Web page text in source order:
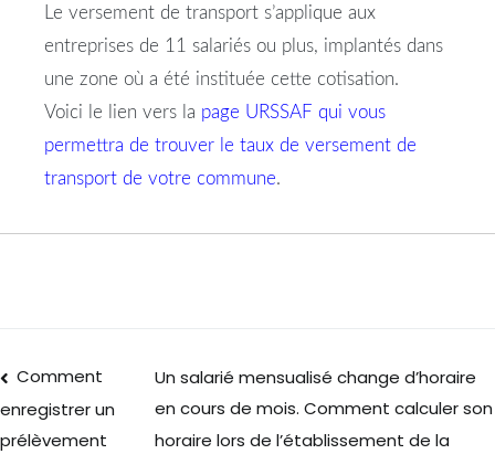
Le versement de transport s’applique aux
entreprises de 11 salariés ou plus, implantés dans
une zone où a été instituée cette cotisation.
Voici le lien vers la page URSSAF qui vous
permettra de trouver le taux de versement de
transport de votre commune.
Comment
enregistrer un
prélèvement
Un salarié mensualisé change d’horaire
en cours de mois. Comment calculer son
horaire lors de l’établissement de la